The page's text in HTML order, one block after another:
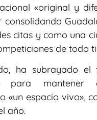
«original y
consolidando
citas y como una
de todo
ha subrayado el
para mantener
«un espacio vivo»,
año.